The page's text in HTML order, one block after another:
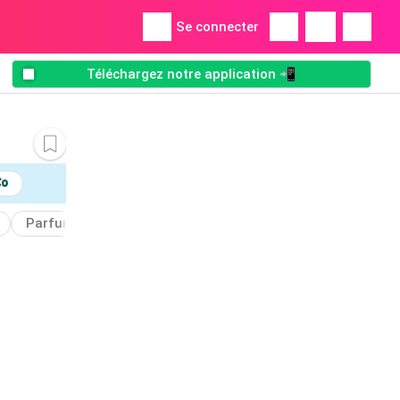
Se connecter
Téléchargez notre application 📲
Parfumée